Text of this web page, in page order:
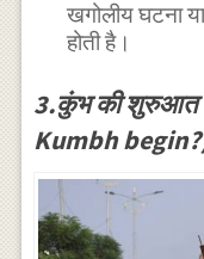
खगोलीय घटना या
होती है।
3.कुंभ की शुरुआत
Kumbh